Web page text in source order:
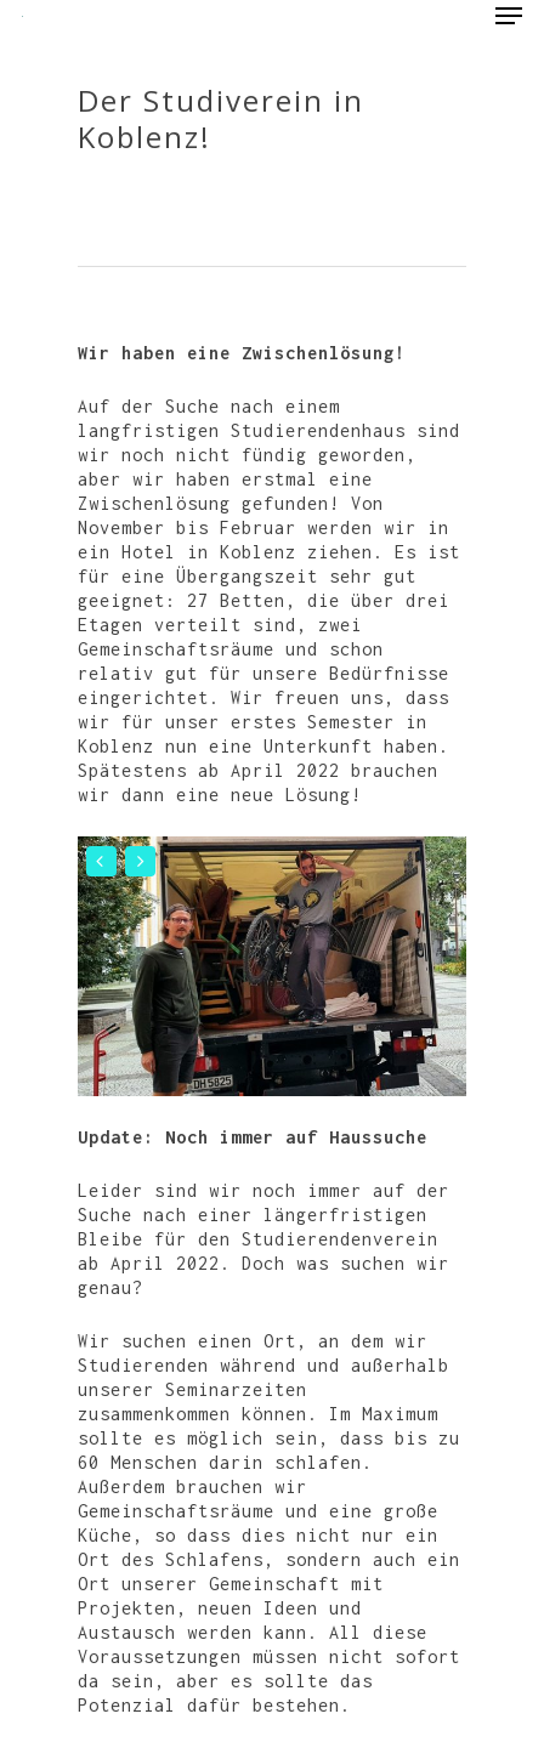
Der Studiverein in
Koblenz!
Wir haben eine Zwischenlösung!
Auf der Suche nach einem
langfristigen Studierendenhaus sind
wir noch nicht fündig geworden,
aber wir haben erstmal eine
Zwischenlösung gefunden! Von
November bis Februar werden wir in
ein Hotel in Koblenz ziehen. Es ist
für eine Übergangszeit sehr gut
geeignet: 27 Betten, die über drei
Etagen verteilt sind, zwei
Gemeinschaftsräume und schon
relativ gut für unsere Bedürfnisse
eingerichtet. Wir freuen uns, dass
wir für unser erstes Semester in
Koblenz nun eine Unterkunft haben.
Spätestens ab April 2022 brauchen
wir dann eine neue Lösung!
Update: Noch immer auf Haussuche
Leider sind wir noch immer auf der
Suche nach einer längerfristigen
Bleibe für den Studierendenverein
ab April 2022. Doch was suchen wir
genau?
Wir suchen einen Ort, an dem wir
Studierenden während und außerhalb
unserer Seminarzeiten
zusammenkommen können. Im Maximum
sollte es möglich sein, dass bis zu
60 Menschen darin schlafen.
Außerdem brauchen wir
Gemeinschaftsräume und eine große
Küche, so dass dies nicht nur ein
Ort des Schlafens, sondern auch ein
Ort unserer Gemeinschaft mit
Projekten, neuen Ideen und
Austausch werden kann. All diese
Voraussetzungen müssen nicht sofort
da sein, aber es sollte das
Potenzial dafür bestehen.
WIR
STUDI-HAUS
VEREIN
HOCHSCHULE
REGION
UNTERSTÜTZEN
STIPENDIENMODELL
FÖRDERN
TRANSFORMATION
DER VERSORGUNG
DER DEMOKRATIE